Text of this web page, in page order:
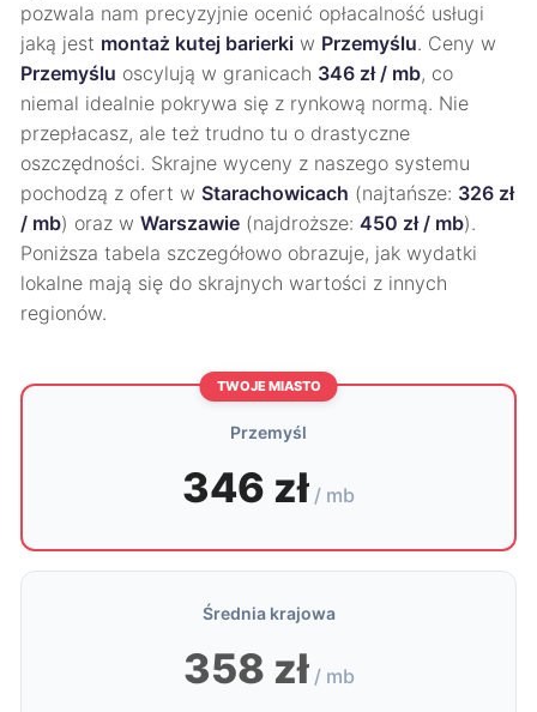
pozwala nam precyzyjnie ocenić opłacalność usługi
jaką jest montaż kutej barierki w Przemyślu. Ceny w
Przemyślu oscylują w granicach 346 zł / mb, co
niemal idealnie pokrywa się z rynkową normą. Nie
przepłacasz, ale też trudno tu o drastyczne
oszczędności. Skrajne wyceny z naszego systemu
pochodzą z ofert w Starachowicach (najtańsze: 326 zł
/ mb) oraz w Warszawie (najdroższe: 450 zł / mb).
Poniższa tabela szczegółowo obrazuje, jak wydatki
lokalne mają się do skrajnych wartości z innych
regionów.
TWOJE MIASTO
Przemyśl
346 zł / mb
Średnia krajowa
358 zł / mb